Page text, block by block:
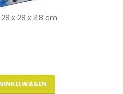
x 28 x 48 cm